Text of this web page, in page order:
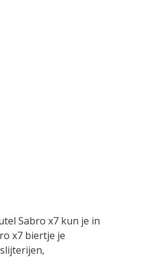
Sabro x7 kun je in
x7 biertje je